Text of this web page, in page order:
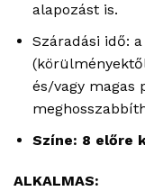
alapozást is.
Száradási idő:
és/vagy magas
Színe: 8 előre
ALKALMAS: